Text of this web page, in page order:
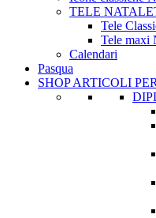
TELE NATALE
Tele
Tele maxi
Calendari
Pasqua
SHOP ARTICOLI